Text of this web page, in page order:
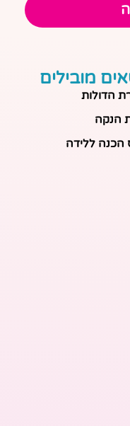
מובילים
הדולות
הנקה
הכנה ללידה